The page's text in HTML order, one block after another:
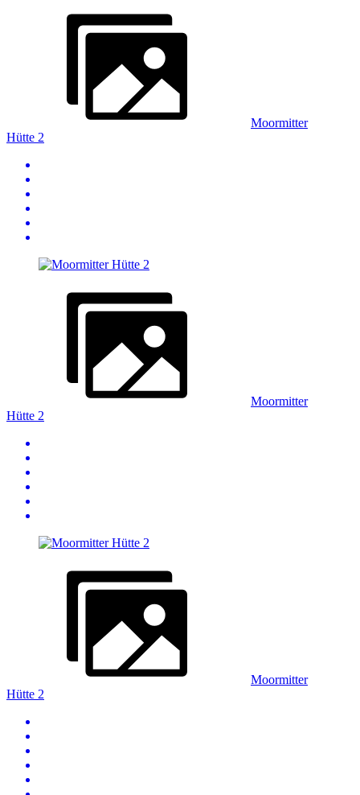
Moormitter
Hütte 2
Moormitter
Hütte 2
Moormitter
Hütte 2